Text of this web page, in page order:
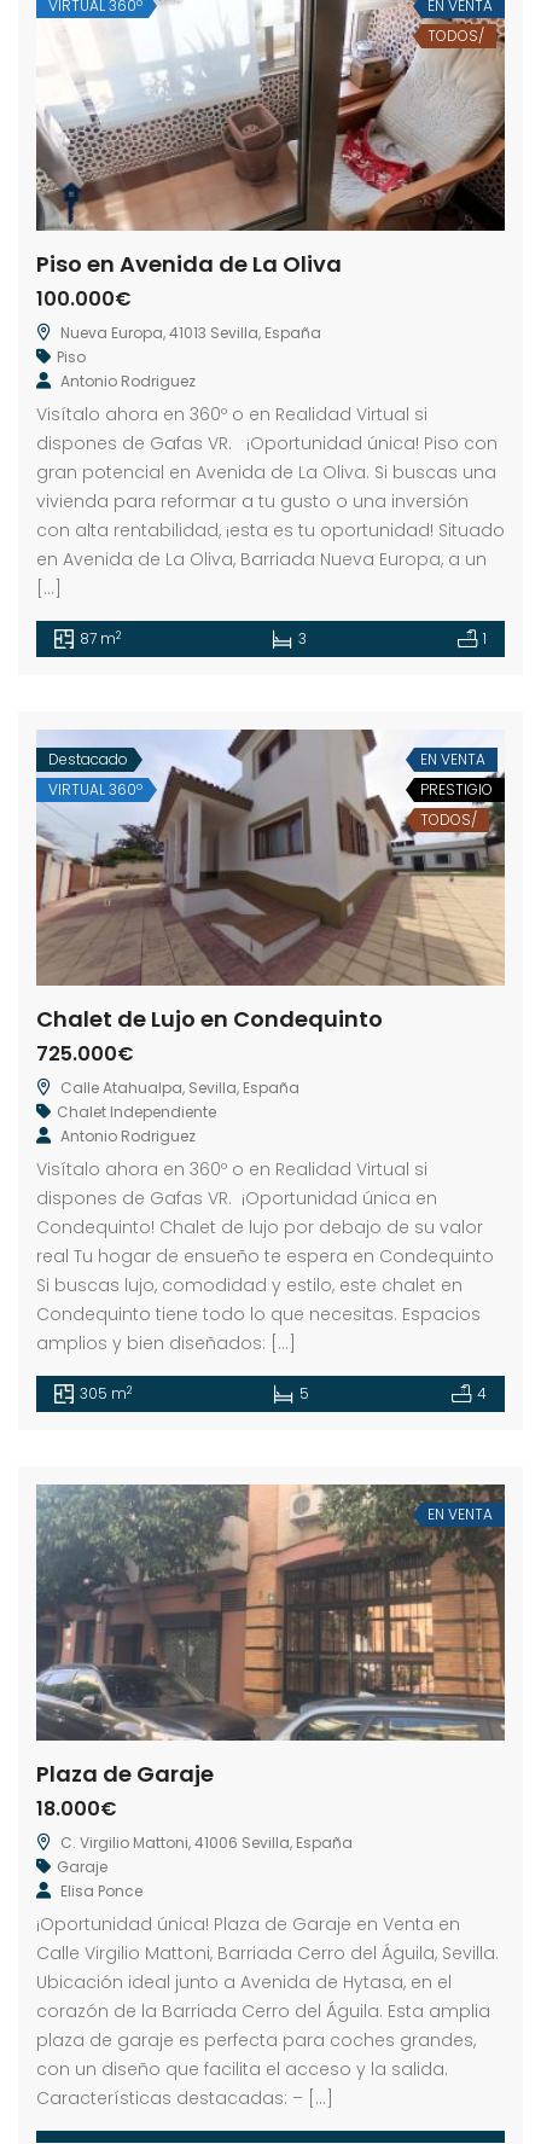
VIRTUAL 360º
EN VENTA
TODOS/
Piso en Avenida de La Oliva
100.000€
Nueva Europa, 41013 Sevilla, España
Piso
Antonio Rodriguez
Visítalo ahora en 360º o en Realidad Virtual si
dispones de Gafas VR. ¡Oportunidad única! Piso con
gran potencial en Avenida de La Oliva. Si buscas una
vivienda para reformar a tu gusto o una inversión
con alta rentabilidad, ¡esta es tu oportunidad! Situado
en Avenida de La Oliva, Barriada Nueva Europa, a un
[…]
87 m2 3 1
Destacado
VIRTUAL 360º
EN VENTA
PRESTIGIO
TODOS/
Chalet de Lujo en Condequinto
725.000€
Calle Atahualpa, Sevilla, España
Chalet Independiente
Antonio Rodriguez
Visítalo ahora en 360º o en Realidad Virtual si
dispones de Gafas VR. ¡Oportunidad única en
Condequinto! Chalet de lujo por debajo de su valor
real Tu hogar de ensueño te espera en Condequinto
Si buscas lujo, comodidad y estilo, este chalet en
Condequinto tiene todo lo que necesitas. Espacios
amplios y bien diseñados: […]
305 m2 5 4
EN VENTA
Plaza de Garaje
18.000€
C. Virgilio Mattoni, 41006 Sevilla, España
Garaje
Elisa Ponce
¡Oportunidad única! Plaza de Garaje en Venta en
Calle Virgilio Mattoni, Barriada Cerro del Águila, Sevilla.
Ubicación ideal junto a Avenida de Hytasa, en el
corazón de la Barriada Cerro del Águila. Esta amplia
plaza de garaje es perfecta para coches grandes,
con un diseño que facilita el acceso y la salida.
Características destacadas: – […]